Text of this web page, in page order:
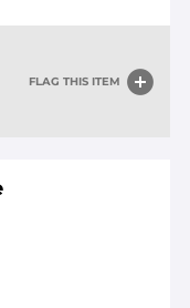
FLAG THIS ITEM